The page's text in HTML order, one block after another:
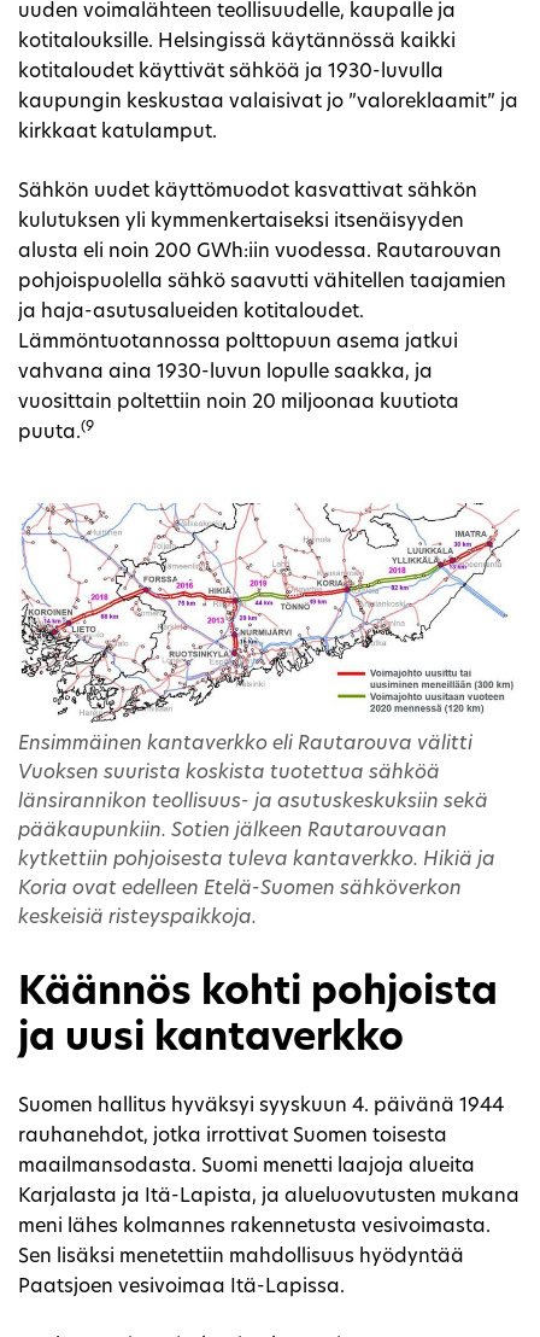
uuden voimalähteen teollisuudelle, kaupalle ja
kotitalouksille. Helsingissä käytännössä kaikki
kotitaloudet käyttivät sähköä ja 1930-luvulla
kaupungin keskustaa valaisivat jo ”valoreklaamit” ja
kirkkaat katulamput.
Sähkön uudet käyttömuodot kasvattivat sähkön
kulutuksen yli kymmenkertaiseksi itsenäisyyden
alusta eli noin 200 GWh:iin vuodessa. Rautarouvan
pohjoispuolella sähkö saavutti vähitellen taajamien
ja haja-asutusalueiden kotitaloudet.
Lämmöntuotannossa polttopuun asema jatkui
vahvana aina 1930-luvun lopulle saakka, ja
vuosittain poltettiin noin 20 miljoonaa kuutiota
puuta.(9
Ensimmäinen kantaverkko eli Rautarouva välitti
Vuoksen suurista koskista tuotettua sähköä
länsirannikon teollisuus- ja asutuskeskuksiin sekä
pääkaupunkiin. Sotien jälkeen Rautarouvaan
kytkettiin pohjoisesta tuleva kantaverkko. Hikiä ja
Koria ovat edelleen Etelä-Suomen sähköverkon
keskeisiä risteyspaikkoja.
Käännös kohti pohjoista
ja uusi kantaverkko
Suomen hallitus hyväksyi syyskuun 4. päivänä 1944
rauhanehdot, jotka irrottivat Suomen toisesta
maailmansodasta. Suomi menetti laajoja alueita
Karjalasta ja Itä-Lapista, ja alueluovutusten mukana
meni lähes kolmannes rakennetusta vesivoimasta.
Sen lisäksi menetettiin mahdollisuus hyödyntää
Paatsjoen vesivoimaa Itä-Lapissa.